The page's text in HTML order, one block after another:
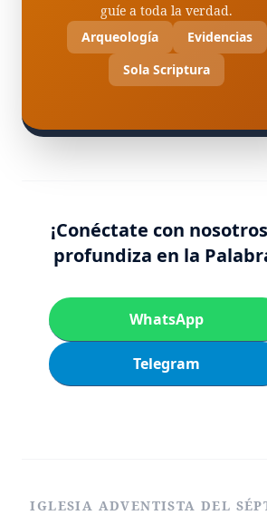
guíe a toda la verdad.
Arqueología
Evidencias
Sola Scriptura
¡Conéctate con
profundiza en la
WhatsApp
Telegram
IGLESIA ADVENTISTA DEL